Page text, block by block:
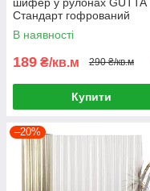
Стандарт гофрований
(Другий сорт)
В наявності
189 ₴/кв.м 290 ₴/кв.м
Купити
–20%